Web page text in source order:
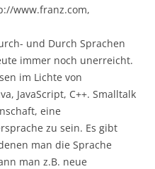
www.franz.com,
und Durch Sprachen
immer noch unerreicht.
im Lichte von
JavaScript, C++. Smalltalk
eine
zu sein. Es gibt
man die Sprache
man z.B. neue